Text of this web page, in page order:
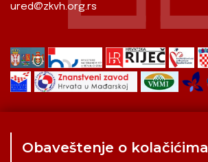
ured@zkvh.org.rs
Obaveštenje o kolačićima